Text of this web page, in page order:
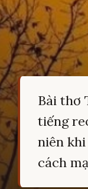
Bài thơ
tiếng
niên
cách